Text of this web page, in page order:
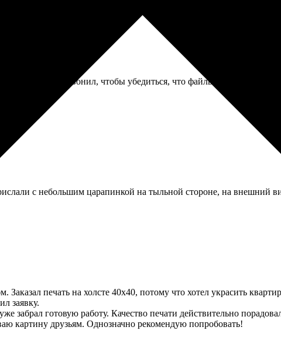
Но потом позвонил, чтобы убедиться, что файлы дошли,
с небольшим царапинкой на тыльной стороне, на внешний
печать на холсте 40х40, потому что хотел украсить
заявку.
забрал готовую работу. Качество печати действительно
картину друзьям. Однозначно рекомендую попробовать!